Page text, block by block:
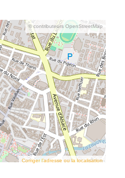
© contributeurs OpenStreetMap
Corriger l’adresse ou la localisation